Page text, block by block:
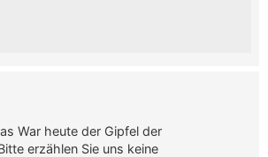
War heute der Gipfel der
erzählen Sie uns keine